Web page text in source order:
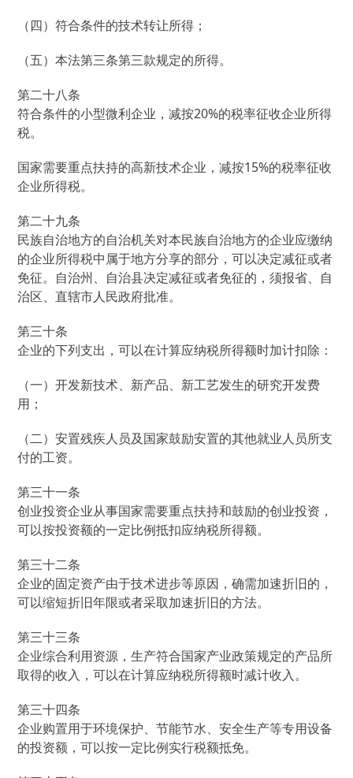
（四）符合条件的技术转让所得；
（五）本法第三条第三款规定的所得。
第二十八条
符合条件的小型微利企业，减按20%的税率征收企业所得
税。
国家需要重点扶持的高新技术企业，减按15%的税率征收
企业所得税。
第二十九条
民族自治地方的自治机关对本民族自治地方的企业应缴纳
的企业所得税中属于地方分享的部分，可以决定减征或者
免征。自治州、自治县决定减征或者免征的，须报省、自
治区、直辖市人民政府批准。
第三十条
企业的下列支出，可以在计算应纳税所得额时加计扣除：
（一）开发新技术、新产品、新工艺发生的研究开发费
用；
（二）安置残疾人员及国家鼓励安置的其他就业人员所支
付的工资。
第三十一条
创业投资企业从事国家需要重点扶持和鼓励的创业投资，
可以按投资额的一定比例抵扣应纳税所得额。
第三十二条
企业的固定资产由于技术进步等原因，确需加速折旧的，
可以缩短折旧年限或者采取加速折旧的方法。
第三十三条
企业综合利用资源，生产符合国家产业政策规定的产品所
取得的收入，可以在计算应纳税所得额时减计收入。
第三十四条
企业购置用于环境保护、节能节水、安全生产等专用设备
的投资额，可以按一定比例实行税额抵免。